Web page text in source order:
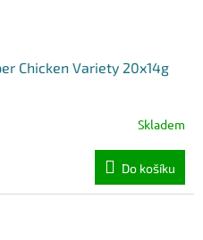
Chicken Variety 20x14g
Skladem
Do košíku